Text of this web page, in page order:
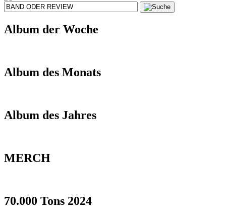
Album der Woche
Album des Monats
Album des Jahres
MERCH
70.000 Tons 2024